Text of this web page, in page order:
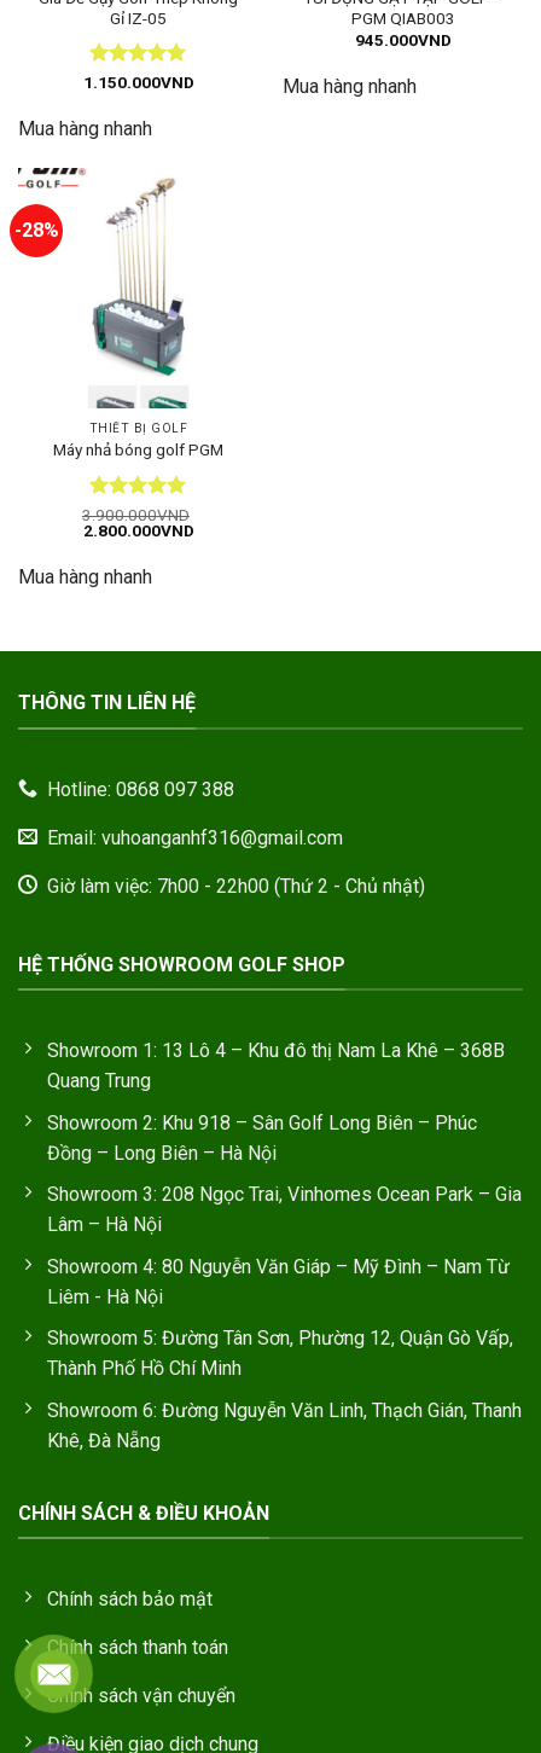
Gỉ IZ-05
Được xếp
sao
1.150.000VND
Mua hàng nhanh
PGM QIAB003
945.000VND
Mua hàng nhanh
-28%
THIẾT BỊ GOLF
Máy nhả bóng golf PGM
Được xếp
hạng55
3.900.000VND
Giá
3.900.000VND.
2.800.000VNDGiá
Mua hàng nhanh
THÔNG TIN LIÊN HỆ
Hotline: 0868 097 388
Email: vuhoanganhf316@gmail.com
Giờ làm việc: 7h00 - 22h00 (Thứ 2 - Chủ nhật)
HỆ THỐNG SHOWROOM GOLF SHOP
Showroom 1: 13 Lô 4 – Khu đô thị Nam La Khê – 368B
Quang Trung
Showroom 2: Khu 918 – Sân Golf Long Biên – Phúc
Đồng – Long Biên – Hà Nội
Showroom 3: 208 Ngọc Trai, Vinhomes Ocean Park – Gia
Lâm – Hà Nội
Showroom 4: 80 Nguyễn Văn Giáp – Mỹ Đình – Nam Từ
Liêm - Hà Nội
Showroom 5: Đường Tân Sơn, Phường 12, Quận Gò Vấp,
Thành Phố Hồ Chí Minh
Showroom 6: Đường Nguyễn Văn Linh, Thạch Gián, Thanh
Khê, Đà Nẵng
CHÍNH SÁCH & ĐIỀU KHOẢN
Chính sách bảo mật
Chính sách thanh toán
Chính sách vận chuyển
Điều kiện giao dịch chung